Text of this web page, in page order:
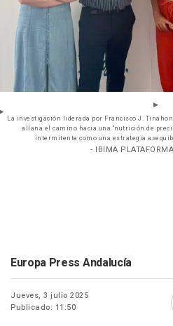
La investigación liderada por Francisco J.
allana el camino hacia una "nutrición de
intermitente como una estrategia
- IBIMA
Europa Press Andalucía
Jueves, 3 julio 2025
Publicado: 11:50